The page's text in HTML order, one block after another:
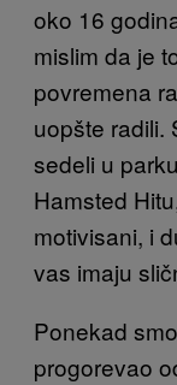
oko 16
mislim da je
povremena
uopšte radili.
sedeli u
Hamsted
motivisani, i
vas imaju
Ponekad
progorevao